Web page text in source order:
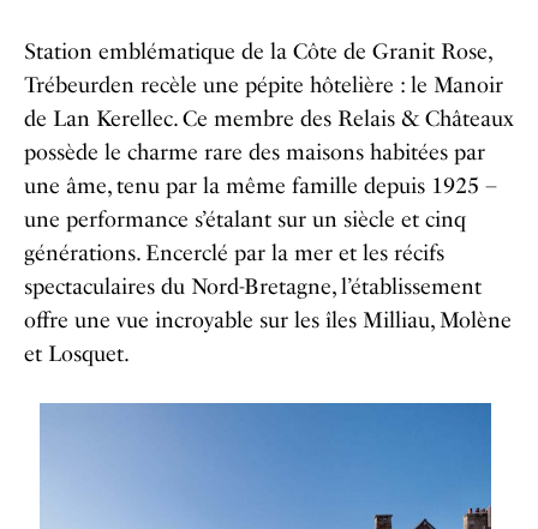
Station emblématique de la Côte de Granit Rose,
Trébeurden recèle une pépite hôtelière : le Manoir
de Lan Kerellec. Ce membre des Relais & Châteaux
possède le charme rare des maisons habitées par
une âme, tenu par la même famille depuis 1925 –
une performance s’étalant sur un siècle et cinq
générations. Encerclé par la mer et les récifs
spectaculaires du Nord-Bretagne, l’établissement
offre une vue incroyable sur les îles Milliau, Molène
et Losquet.